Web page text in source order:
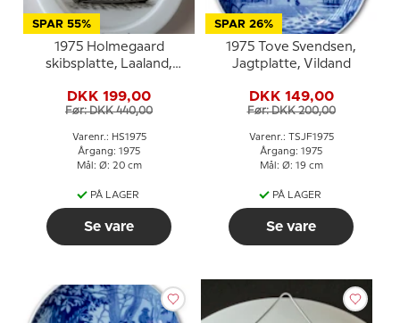
SPAR 55%
1975 Holmegaard
skibsplatte, Laaland,
DKK 199,00
Før: DKK 440,00
Varenr.: HS1975
Årgang: 1975
Mål: Ø: 20 cm
PÅ LAGER
Se vare
SPAR 26%
1975 Tove Svendsen,
Jagtplatte, Vildand
DKK 149,00
Før: DKK 200,00
Varenr.: TSJF1975
Årgang: 1975
Mål: Ø: 19 cm
PÅ LAGER
Se vare